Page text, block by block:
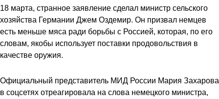
18 марта, странное заявление сделал министр сельского
хозяйства Германии Джем Оздемир. Он призвал немцев
есть меньше мяса ради борьбы с Россией, которая, по его
словам, якобы использует поставки продовольствия в
качестве оружия.
Официальный представитель МИД России Мария Захарова
в соцсетях отреагировала на слова немецкого министра,